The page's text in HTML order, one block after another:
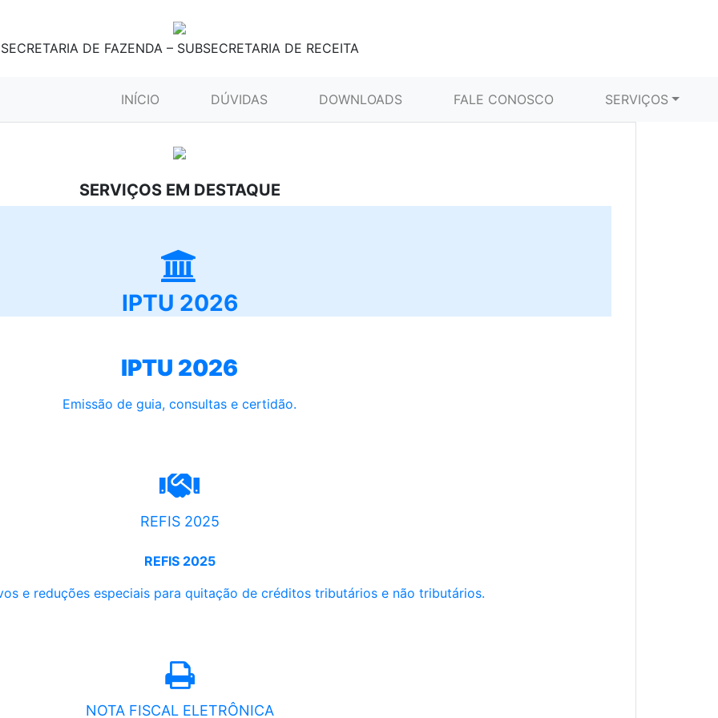
SECRETARIA DE FAZENDA – SUBSECRETARIA DE RECEITA
INÍCIO (CURRENT)DÚVIDAS DOWNLOADS FALE CONOSCO SERVIÇOS
SERVIÇOS EM DESTAQUE
IPTU 2026
IPTU 2026
Emissão de guia, consultas e certidão.
REFIS 2025
REFIS 2025
e reduções especiais para quitação de créditos tributários e não tributários.
NOTA FISCAL ELETRÔNICA